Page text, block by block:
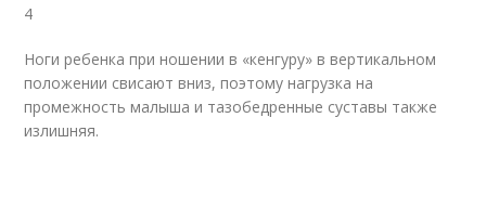
4
Ноги ребенка при ношении в «кенгуру» в вертикальном
положении свисают вниз, поэтому нагрузка на
промежность малыша и тазобедренные суставы также
излишняя.